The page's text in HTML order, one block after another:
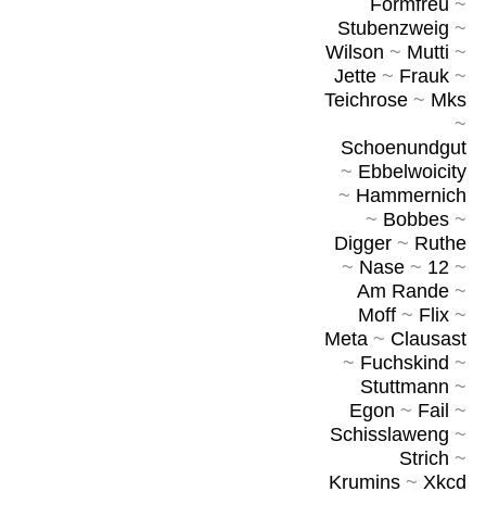
Formfreu ~
Stubenzweig ~
Wilson ~ Mutti ~
Jette~ Frauk~
Teichrose~ Mks
~
Schoenundgut
~ Ebbelwoicity
~ Hammernich
~ Bobbes~
Digger~ Ruthe
~ Nase~ 12~
Am Rande~
Moff~ Flix~
Meta~ Clausast
~ Fuchskind ~
Stuttmann ~
Egon ~ Fail ~
Schisslaweng ~
Strich ~
Krumins~ Xkcd